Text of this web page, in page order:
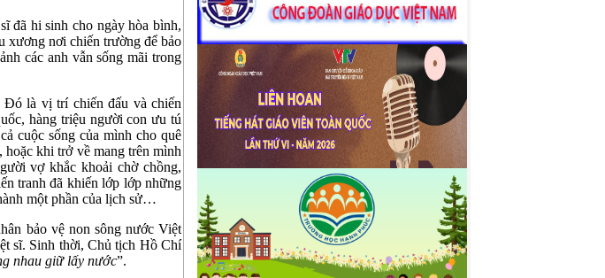
đã hi sinh cho ngày hòa bình,
xương nơi chiến trường để bảo
các anh vẫn sống mãi trong
Đó là vị trí chiến đấu và chiến
hàng triệu người con ưu tú
cuộc sống của mình cho quê
khi trở về mang trên mình
vợ khắc khoải chờ chồng,
tranh đã khiến lớp lớp những
một phần của lịch sử…
bảo vệ non sông nước Việt
sĩ. Sinh thời, Chủ tịch Hồ Chí
nhau giữ lấy nước”.